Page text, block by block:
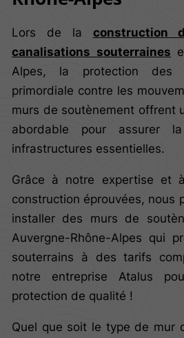
Lors de la construction
canalisations souterraines
Alpes, la protection des
primordiale contre les
murs de soutènement offrent
abordable pour assurer
infrastructures essentielles.
Grâce à notre expertise et
construction éprouvées, nous
installer des murs de
Auvergne-Rhône-Alpes qui
souterrains à des tarifs
notre entreprise Atalus
protection de qualité !
Quel que soit le type de mur